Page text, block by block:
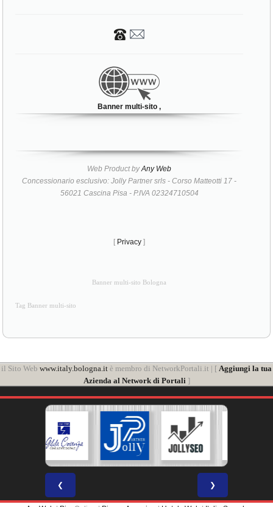
Banner multi-sito ,
Web Product byAny Web
Concessionario esclusivo: Jolly Partner srls - Corso Matteotti 17 -
56021 Cascina Pisa - P.IVA 02324710504
[ Privacy ]
Banner multi-sito Bologna
Tag Banner multi-sito
il Sito Web www.italy.bologna.it è membro di NetworkPortali.it | [ Aggiungi la tua
Azienda al Network di Portali]
❮ ❯